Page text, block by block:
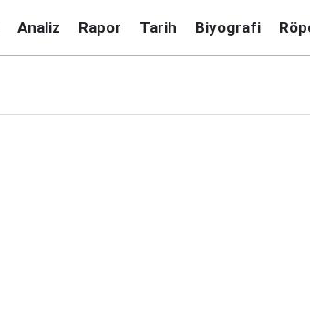
Analiz Rapor Tarih Biyografi